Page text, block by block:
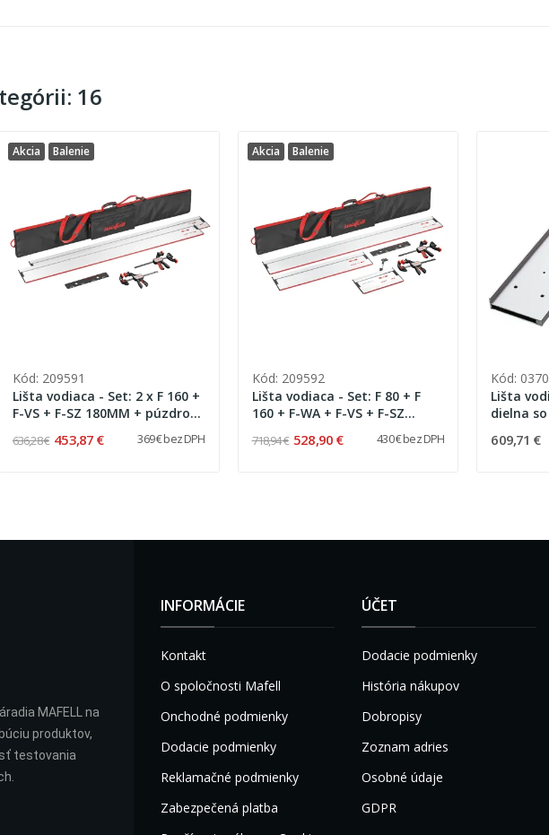
16
Akcia Balenie
Kód: 209591
Lišta vodiaca - Set: 2 x F 160 +
F-VS + F-SZ 180MM + púzdro
636,28 € 453,87 € 369 € bez DPH
Akcia Balenie
Kód: 209592
Lišta vodiaca - Set: F 80 + F
160 + F-WA + F-VS + F-SZ
180MM + púzdro na lištu
718,94 € 528,90 € 430 € bez DPH
Kód:
Lišta
dielna
609,71 €
MAFELL na
produktov,
testovania
INFORMÁCIE
Kontakt
O spoločnosti Mafell
Onchodné podmienky
Dodacie podmienky
Reklamačné podmienky
Zabezpečená platba
ÚČET
Dodacie podmienky
História nákupov
Dobropisy
Zoznam adries
Osobné údaje
GDPR